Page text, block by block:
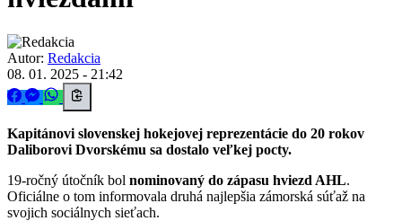
Autor: Redakcia
08. 01. 2025 - 21:42
Kapitánovi slovenskej hokejovej reprezentácie do 20 rokov
Daliborovi Dvorskému sa dostalo veľkej pocty.
19-ročný útočník bol nominovaný do zápasu hviezd AHL.
Oficiálne o tom informovala druhá najlepšia zámorská súťaž na
svojich sociálnych sieťach.